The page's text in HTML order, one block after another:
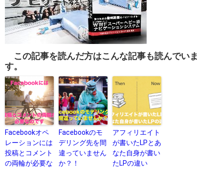
この記事を読んだ方はこんな記事も読んでいま
す。
Facebookオペ
レーションには
投稿とコメント
の両輪が必要な
Facebookのモ
デリング先を間
違っていません
か？！
アフィリエイト
が書いたLPとあ
なた自身が書い
たLPの違い